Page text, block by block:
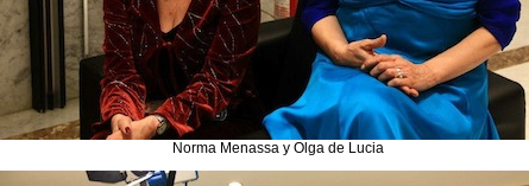
Norma Menassa y Olga de Lucia